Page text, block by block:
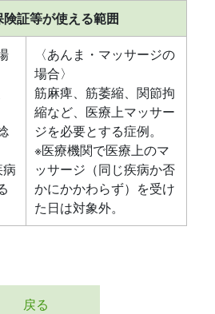
険証等が使える範囲
〈あんま・マッサージの
場合〉
筋麻痺、筋萎縮、関節拘
縮など、医療上マッサー
ジを必要とする症例。
※医療機関で医療上のマ
ッサージ（同じ疾病か否
かにかかわらず）を受け
た日は対象外。
戻る